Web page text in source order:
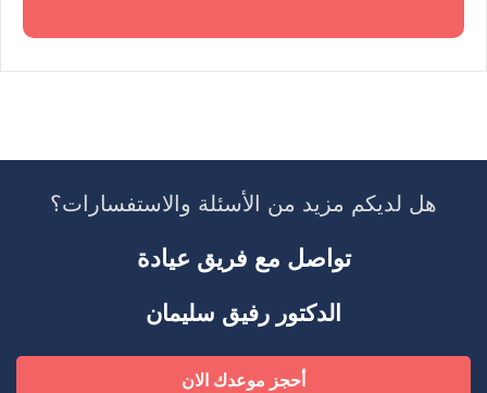
هل لديكم مزيد من الأسئلة والاستفسارات؟
تواصل مع فريق عيادة
الدكتور رفيق سليمان
أحجز موعدك الان